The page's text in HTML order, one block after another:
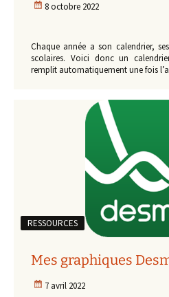
8 octobre 2022
Chaque année a son calendrier,
scolaires. Voici donc un
remplit automatiquement une fois
RESSOURCES
Mes graphiques
7 avril 2022